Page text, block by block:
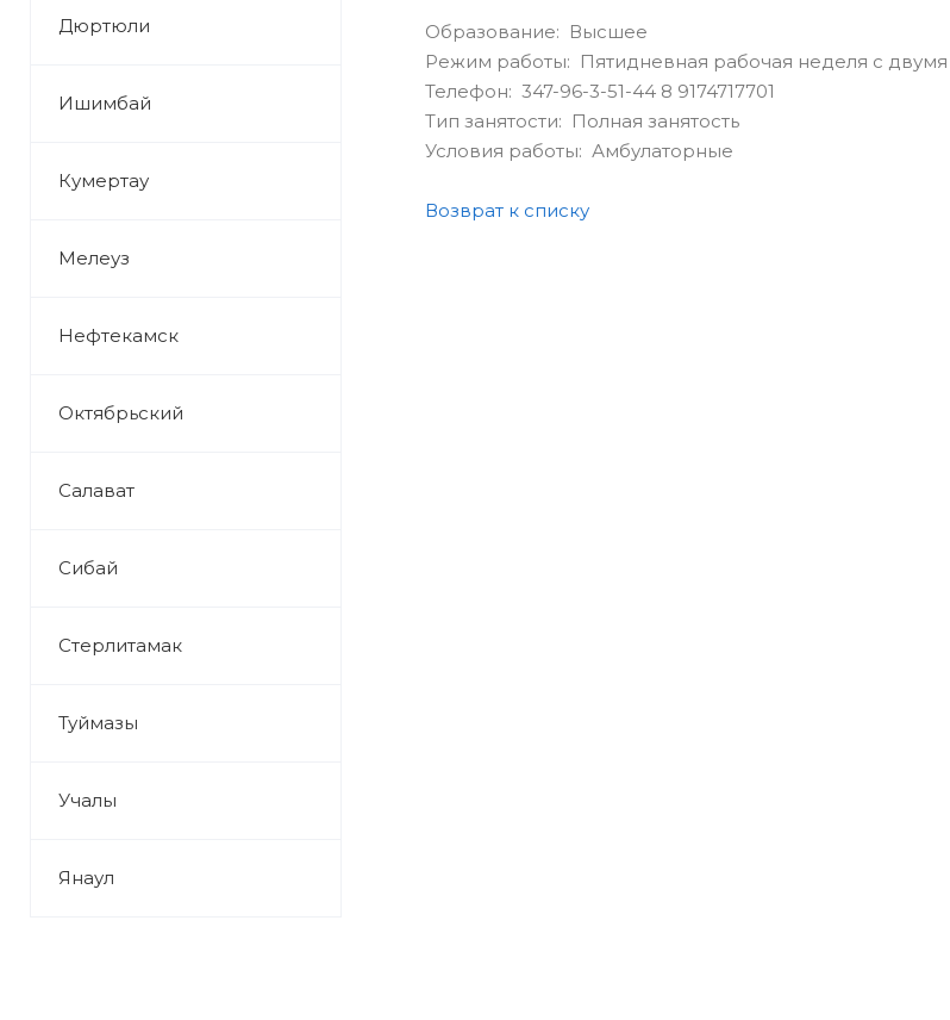
Дюртюли
Ишимбай
Кумертау
Мелеуз
Нефтекамск
Октябрьский
Салават
Сибай
Стерлитамак
Туймазы
Учалы
Янаул
Образование: Высшее
Режим работы: Пятидневная рабочая неделя с
Телефон: 347-96-3-51-44 8 9174717701
Тип занятости: Полная занятость
Условия работы: Амбулаторные
Возврат к списку